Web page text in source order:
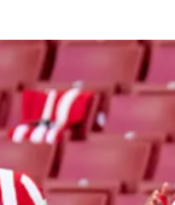
ליגה סינית
ליגה ברזילאית
ליגות נוספות